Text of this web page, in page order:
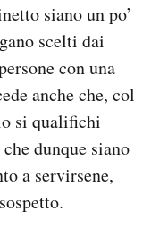
siano un po’
scelti dai
con una
anche che, col
si qualifichi
dunque siano
a servirsene,